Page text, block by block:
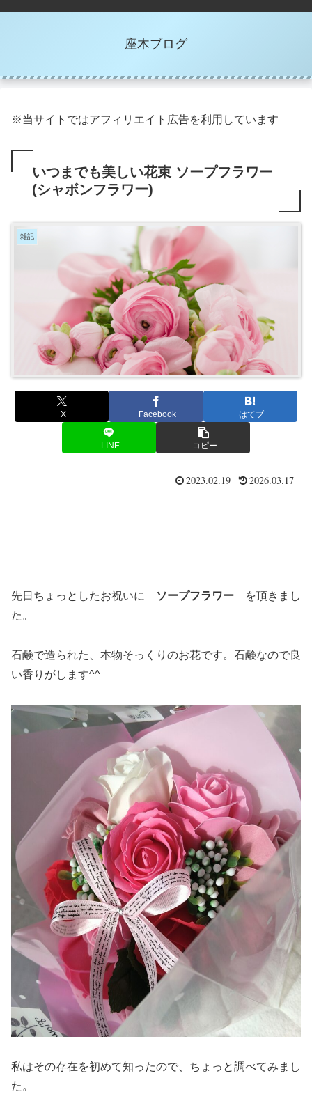
座木ブログ
※当サイトではアフィリエイト広告を利用しています
いつまでも美しい花束 ソープフラワー
(シャボンフラワー)
雑記
X Facebook はてブ
LINE コピー
2023.02.19 2026.03.17
先日ちょっとしたお祝いに ソープフラワー を頂きまし
た。
石鹸で造られた、本物そっくりのお花です。石鹸なので良
い香りがします^^
私はその存在を初めて知ったので、ちょっと調べてみまし
た。